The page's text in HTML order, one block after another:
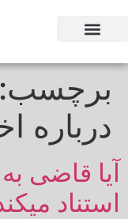
برچسب:
درباره
آیا قاضی
استناد